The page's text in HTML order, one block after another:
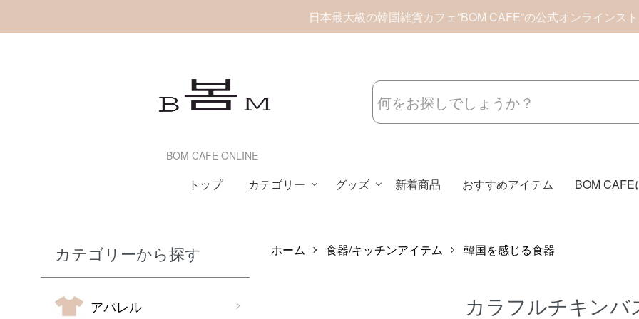
日本最大級の韓国雑貨カフェ”BOM CAFE”の公式オンラインス
BOM CAFE ONLINE
トップ カテゴリー グッズ 新着商品 おすすめアイテム BOM CAFE
カテゴリーから探す
アパレル
ホーム 食器/キッチンアイテム 韓国を感じる食器
カラフルチキンバ